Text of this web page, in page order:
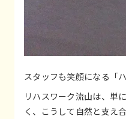
スタッフも笑顔になる「
リハスワーク流山は、単
く、こうして自然と支え